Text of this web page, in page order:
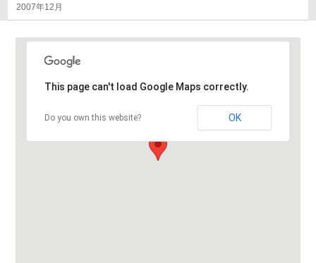
2007年12月
This page can't load Google Maps correctly.
Do you own this website? OK